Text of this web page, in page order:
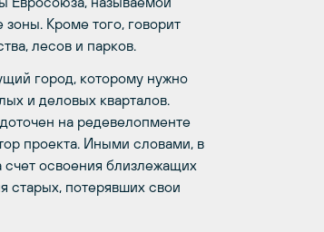
Кроме того, говорит
лесов и парков.
город, которому нужно
и деловых кварталов.
на редевелопменте
проекта. Иными словами, в
счет освоения близлежащих
старых, потерявших свои